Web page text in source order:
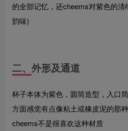
的全部记忆，还cheems对紫色的
韵味)
二、外形及通道
杯子本体为紫色，圆筒造型，入口
方面感觉有点像粘土或橡皮泥的那
cheems不是很喜欢这种材质